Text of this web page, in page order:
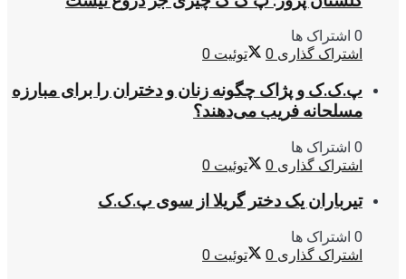
0 اشتراک ها
اشتراک گذاری 0 توئیت 0
پ.ک.ک و پژاک چگونه زنان و دختران را برای مبارزه
مسلحانه فریب می‌دهند؟
0 اشتراک ها
اشتراک گذاری 0 توئیت 0
تیرباران یک دختر گریلا از سوی پ.ک.ک
0 اشتراک ها
اشتراک گذاری 0 توئیت 0